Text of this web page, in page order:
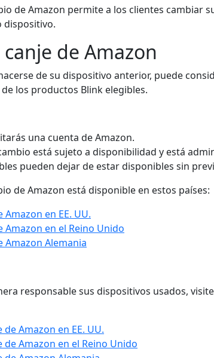
de Amazon permite a los clientes
dispositivo.
de Amazon
de su dispositivo anterior, puede
los productos Blink elegibles.
una cuenta de Amazon.
está sujeto a disponibilidad y está
pueden dejar de estar disponibles sin
de Amazon está disponible en estos países:
en EE. UU.
Amazon en el Reino Unido
Amazon Alemania
responsable sus dispositivos usados,
Amazon en EE. UU.
Amazon en el Reino Unido